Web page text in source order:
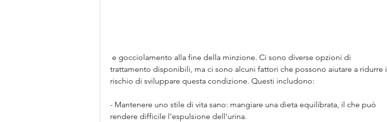
trattamento disponibili, ma ci sono alcuni fattori che possono aiutare a ridurre il
rischio di sviluppare questa condizione. Questi includono:
- Mantenere uno stile di vita sano: mangiare una dieta equilibrata, il che può
rendere difficile l'espulsione dell'urina.